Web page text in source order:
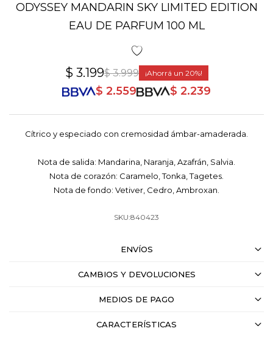
ODYSSEY MANDARIN SKY LIMITED EDITION
EAU DE PARFUM 100 ML
$ 3.199$ 3.999 20
$ 2.239
$ 2.559
Cítrico y especiado con cremosidad ámbar-amaderada.
Nota de salida: Mandarina, Naranja, Azafrán, Salvia.
Nota de corazón: Caramelo, Tonka, Tagetes.
Nota de fondo: Vetiver, Cedro, Ambroxan.
840423
ENVÍOS
CAMBIOS Y DEVOLUCIONES
MEDIOS DE PAGO
CARACTERÍSTICAS